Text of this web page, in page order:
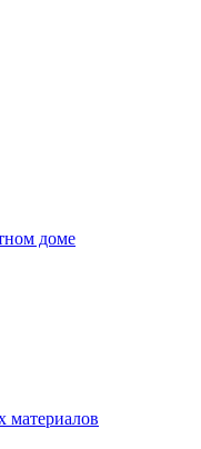
доме
материалов